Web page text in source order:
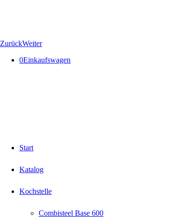
ZurückWeiter
0Einkaufswagen
Start
Katalog
Kochstelle
Combisteel Base 600